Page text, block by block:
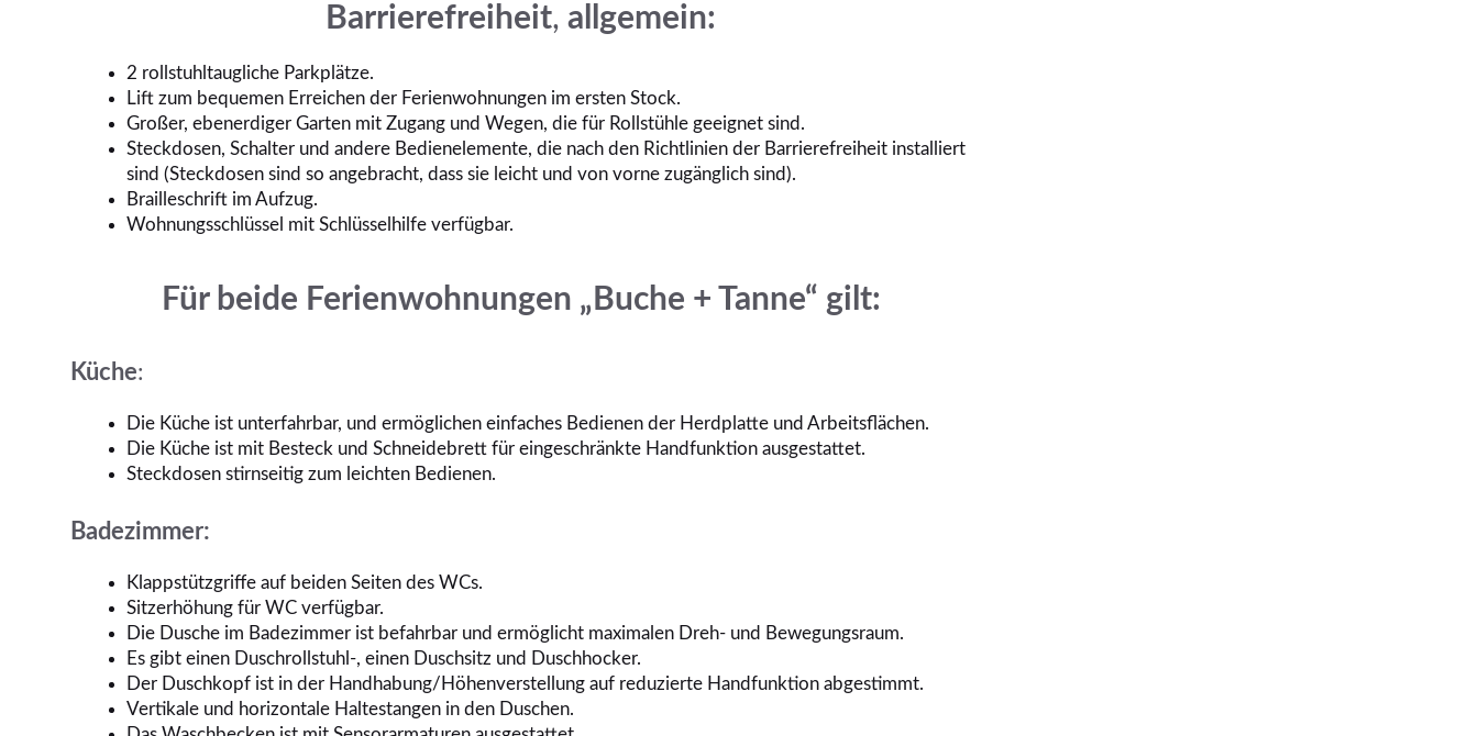
Barrierefreiheit, allgemein:
2 rollstuhltaugliche Parkplätze.
Lift zum bequemen Erreichen der Ferienwohnungen im ersten Stock.
Großer, ebenerdiger Garten mit Zugang und Wegen, die für Rollstühle geeignet sind.
Steckdosen, Schalter und andere Bedienelemente, die nach den Richtlinien der Barrierefreiheit installiert
sind (Steckdosen sind so angebracht, dass sie leicht und von vorne zugänglich sind).
Brailleschrift im Aufzug.
Wohnungsschlüssel mit Schlüsselhilfe verfügbar.
Für beide Ferienwohnungen „Buche + Tanne“ gilt:
Küche:
Die Küche ist unterfahrbar, und ermöglichen einfaches Bedienen der Herdplatte und Arbeitsflächen.
Die Küche ist mit Besteck und Schneidebrett für eingeschränkte Handfunktion ausgestattet.
Steckdosen stirnseitig zum leichten Bedienen.
Badezimmer:
Klappstützgriffe auf beiden Seiten des WCs.
Sitzerhöhung für WC verfügbar.
Die Dusche im Badezimmer ist befahrbar und ermöglicht maximalen Dreh- und Bewegungsraum.
Es gibt einen Duschrollstuhl-, einen Duschsitz und Duschhocker.
Der Duschkopf ist in der Handhabung/Höhenverstellung auf reduzierte Handfunktion abgestimmt.
Vertikale und horizontale Haltestangen in den Duschen.